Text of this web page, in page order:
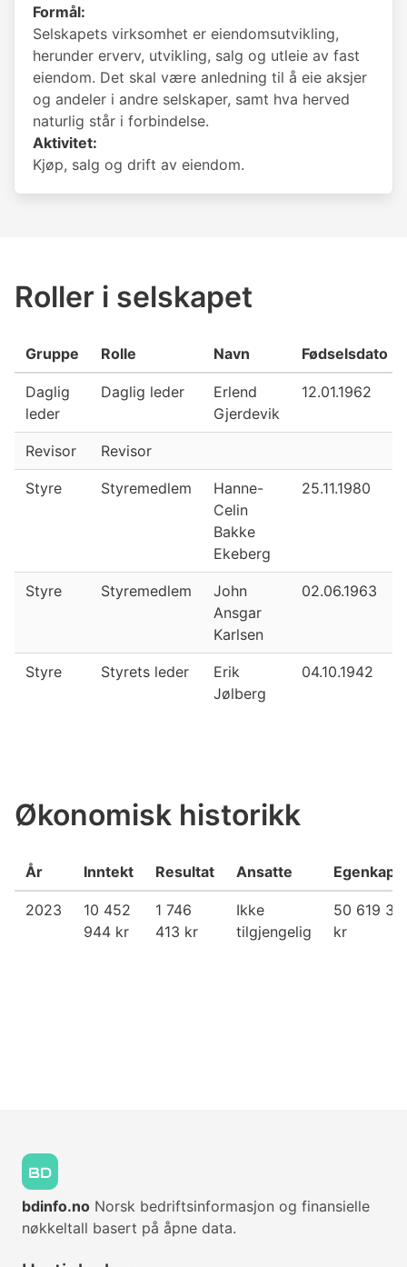
Formål:
Selskapets virksomhet er eiendomsutvikling,
herunder erverv, utvikling, salg og utleie av fast
eiendom. Det skal være anledning til å eie aksjer
og andeler i andre selskaper, samt hva herved
naturlig står i forbindelse.
Aktivitet:
Kjøp, salg og drift av eiendom.
Roller i selskapet
Gruppe Rolle Navn Fødselsdato
Daglig
leder
Daglig leder
Erlend
Gjerdevik
12.01.1962
Revisor Revisor
Styre Styremedlem
Hanne-
Celin
Bakke
Ekeberg
25.11.1980
Styre Styremedlem
John
Ansgar
Karlsen
02.06.1963
Styre Styrets leder
Erik
Jølberg
04.10.1942
Økonomisk historikk
År Inntekt Resultat Ansatte
2023
10 452
944 kr
1 746
413 kr
Ikke
tilgjengelig
50 619
kr
bdinfo.no Norsk bedriftsinformasjon og finansielle
nøkkeltall basert på åpne data.